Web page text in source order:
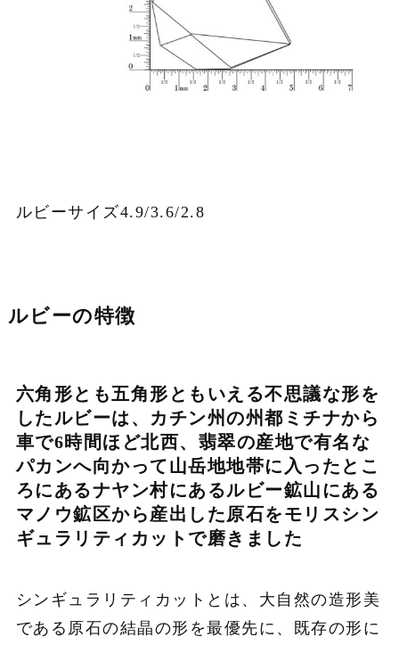
ルビーサイズ4.9/3.6/2.8
ルビーの特徴
六角形とも五角形ともいえる不思議な形を
したルビーは、カチン州の州都ミチナから
車で6時間ほど北西、翡翠の産地で有名な
パカンへ向かって山岳地地帯に入ったとこ
ろにあるナヤン村にあるルビー鉱山にある
マノウ鉱区から産出した原石をモリスシン
ギュラリティカットで磨きました
シンギュラリティカットとは、大自然の造形美
である原石の結晶の形を最優先に、既存の形に